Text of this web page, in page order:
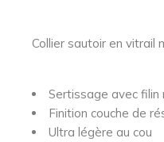
Collier sautoir en vitrail
Sertissage avec filin
Finition couche de
Ultra légère au cou